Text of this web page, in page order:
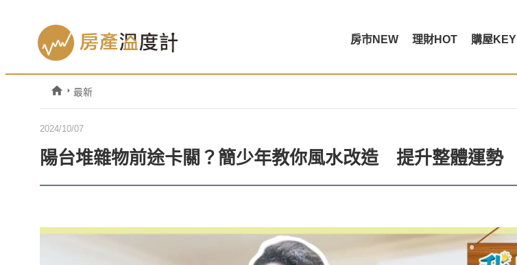
房市NEW 理財HOT 購屋KEY
最新
2024/10/07
陽台堆雜物前途卡關？簡少年教你風水改造 提升整體運勢